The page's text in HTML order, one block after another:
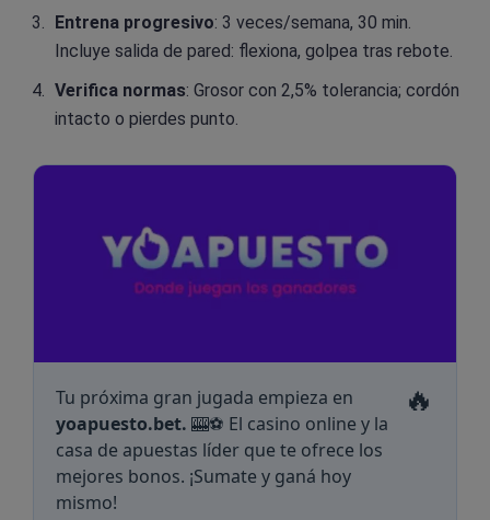
Entrena progresivo: 3 veces/semana, 30 min.
Incluye salida de pared: flexiona, golpea tras rebote.
Verifica normas: Grosor con 2,5% tolerancia; cordón
intacto o pierdes punto.
Tu próxima gran jugada empieza en
yoapuesto.bet. 🎰⚽ El casino online y la
casa de apuestas líder que te ofrece los
mejores bonos. ¡Sumate y ganá hoy
mismo!
🔥